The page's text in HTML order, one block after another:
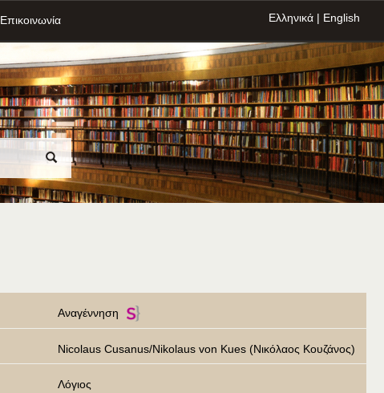
Επικοινωνία Ελληνικά | English
Αναγέννηση
Nicolaus Cusanus/Nikolaus von Kues (Νικόλαος Κουζάνος)
Λόγιος